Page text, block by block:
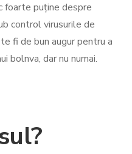
foarte puține despre
control virusurile de
fi de bun augur pentru a
bolnva, dar nu numai.